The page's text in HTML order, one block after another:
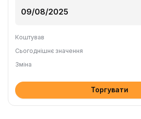
Коштував
Сьогоднішнє значення
Зміна
Торгувати